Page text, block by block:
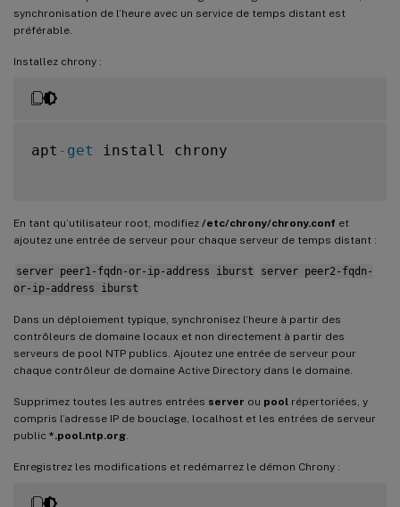
synchronisation de l’heure avec un service de temps distant est
préférable.
Installez chrony :
apt - get install chrony
En tant qu’utilisateur root, modifiez /etc/chrony/chrony.conf et
ajoutez une entrée de serveur pour chaque serveur de temps distant :
server peer1-fqdn-or-ip-address iburst
server peer2-fqdn-
or-ip-address iburst
Dans un déploiement typique, synchronisez l’heure à partir des
contrôleurs de domaine locaux et non directement à partir des
serveurs de pool NTP publics. Ajoutez une entrée de serveur pour
chaque contrôleur de domaine Active Directory dans le domaine.
Supprimez toutes les autres entrées server ou pool répertoriées, y
compris l’adresse IP de bouclage, localhost et les entrées de serveur
public *.pool.ntp.org
Enregistrez les modifications et redémarrez le démon Chrony :